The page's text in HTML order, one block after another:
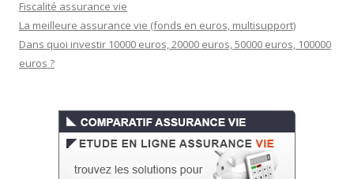
Fiscalité assurance vie
La meilleure assurance vie (fonds en euros, multisupport)
Dans quoi investir 10000 euros, 20000 euros, 50000 euros, 100000
euros ?